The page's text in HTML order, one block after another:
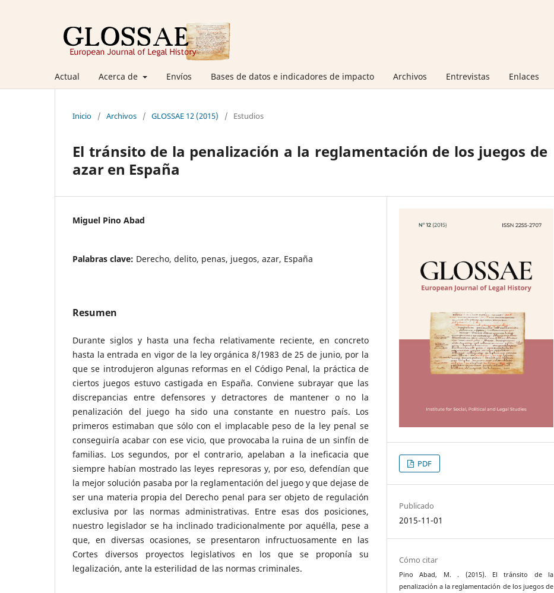
Actual Acerca de Envíos Bases de datos e indicadores de impacto Archivos Entrevistas Enlaces
Inicio / Archivos / GLOSSAE 12 (2015) / Estudios
El tránsito de la penalización a la reglamentación de los juegos de
azar en España
Miguel Pino Abad
Palabras clave: Derecho, delito, penas, juegos, azar, España
Resumen
Durante siglos y hasta una fecha relativamente reciente, en concreto
hasta la entrada en vigor de la ley orgánica 8/1983 de 25 de junio, por la
que se introdujeron algunas reformas en el Código Penal, la práctica de
ciertos juegos estuvo castigada en España. Conviene subrayar que las
discrepancias entre defensores y detractores de mantener o no la
penalización del juego ha sido una constante en nuestro país. Los
primeros estimaban que sólo con el implacable peso de la ley penal se
conseguiría acabar con ese vicio, que provocaba la ruina de un sinfín de
familias. Los segundos, por el contrario, apelaban a la ineficacia que
siempre habían mostrado las leyes represoras y, por eso, defendían que
la mejor solución pasaba por la reglamentación del juego y que dejase de
ser una materia propia del Derecho penal para ser objeto de regulación
exclusiva por las normas administrativas. Entre esas dos posiciones,
nuestro legislador se ha inclinado tradicionalmente por aquélla, pese a
que, en diversas ocasiones, se presentaron infructuosamente en las
Cortes diversos proyectos legislativos en los que se proponía su
legalización, ante la esterilidad de las normas criminales.
PDF
Publicado
2015-11-01
Cómo citar
Pino Abad, M. . (2015). El tránsito de la
penalización a la reglamentación de los juegos de